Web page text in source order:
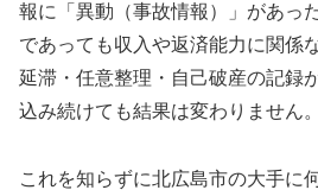
報に「異動（事故情報）」があっ
であっても収入や返済能力に関係
延滞・任意整理・自己破産の記録
込み続けても結果は変わりません。
これを知らずに北広島市の大手に